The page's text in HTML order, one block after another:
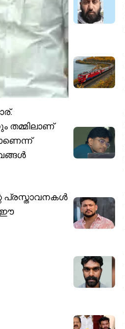
തമ്മിലാണ്
പ്രസ്താവനകൾ
ഈ